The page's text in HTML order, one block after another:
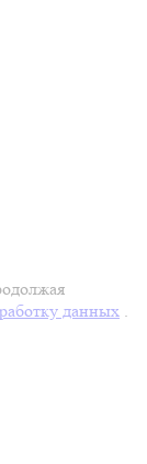
данных .